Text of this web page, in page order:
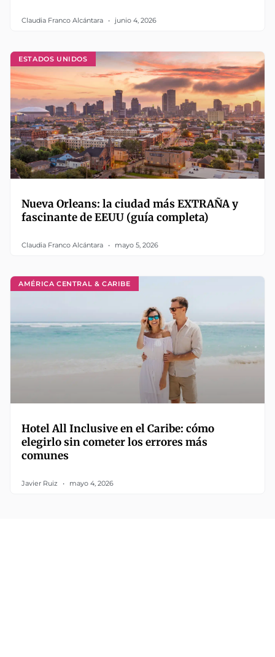
Claudia Franco Alcántara junio 4, 2026
ESTADOS UNIDOS
Nueva Orleans: la ciudad más EXTRAÑA y
fascinante de EEUU (guía completa)
Claudia Franco Alcántara mayo 5, 2026
AMÉRICA CENTRAL & CARIBE
Hotel All Inclusive en el Caribe: cómo
elegirlo sin cometer los errores más
comunes
Javier Ruiz mayo 4, 2026